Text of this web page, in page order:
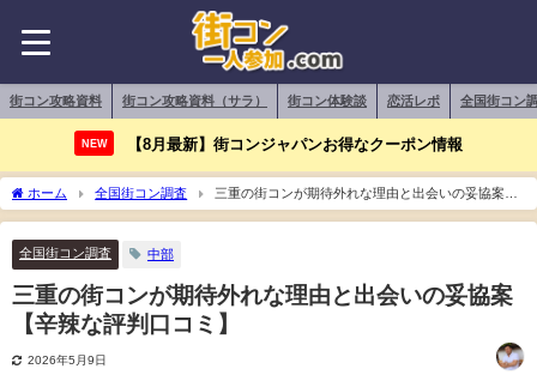
街コン攻略資料 街コン攻略資料（サラ） 街コン体験談 恋活レポ 全国街コン
NEW 【8月最新】街コンジャパンお得なクーポン情報
ホーム 全国街コン調査
三重の街コンが期待外れな理由と出会いの妥協案
【辛辣な評判口コミ】
全国街コン調査 中部
三重の街コンが期待外れな理由と出会いの妥協案
【辛辣な評判口コミ】
2026年5月9日